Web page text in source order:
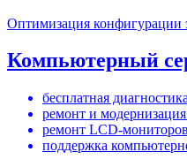
Оптимизация конфигурации
Компьютерный
бесплатная
ремонт и
ремонт LCD-мониторов
поддержка